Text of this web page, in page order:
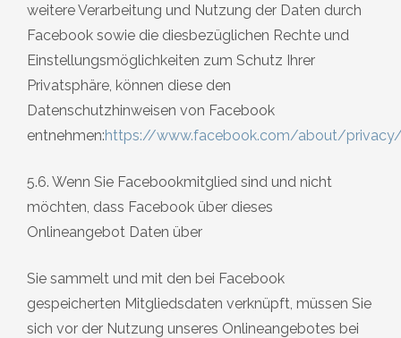
weitere Verarbeitung und Nutzung der Daten durch
Facebook sowie die diesbezüglichen Rechte und
Einstellungsmöglichkeiten zum Schutz Ihrer
Privatsphäre, können diese den
Datenschutzhinweisen von Facebook
entnehmen:https://www.facebook.com/about/privacy
5.6. Wenn Sie Facebookmitglied sind und nicht
möchten, dass Facebook über dieses
Onlineangebot Daten über
Sie sammelt und mit den bei Facebook
gespeicherten Mitgliedsdaten verknüpft, müssen Sie
sich vor der Nutzung unseres Onlineangebotes bei